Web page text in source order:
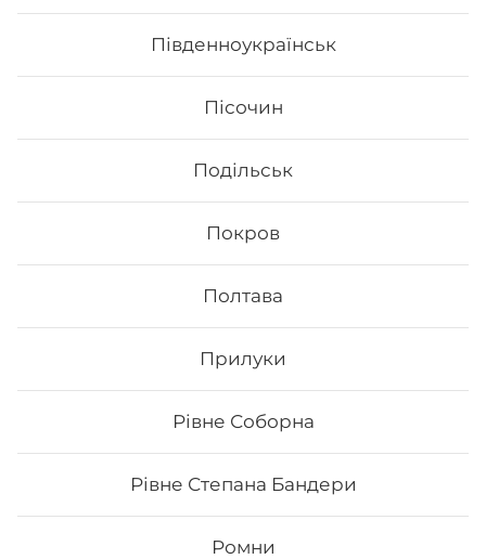
Південноукраїнськ
Пісочин
Подільськ
Покров
Полтава
Прилуки
Рівне Соборна
Рівне Степана Бандери
Ромни
копченим лососем - Макі з огірком - Макі з лососем -
417₴ Хочу
Популярність та актуальність японської кухні